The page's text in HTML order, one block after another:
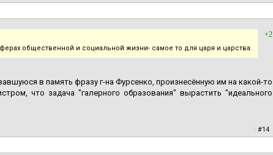
+2
общественной и социальной жизни- самое то для царя и царства.
в память фразу г-на Фурсенко, произнесённую им на какой-то
что задача "галерного образования" вырастить "идеального
#14